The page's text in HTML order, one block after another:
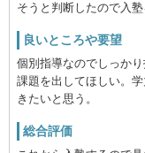
そうと判断したので入塾
良いところや要望
個別指導なのでしっか
課題を出してほしい。
きたいと思う。
総合評価